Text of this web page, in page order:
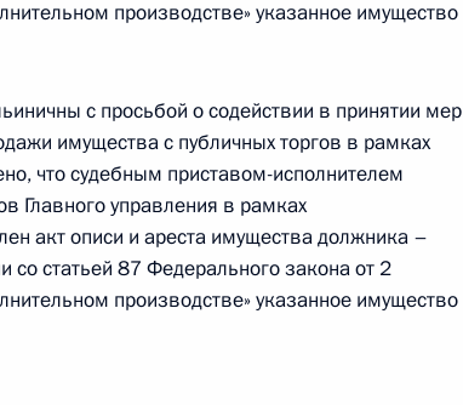
личный приём граждан
личного приёма, проведённого
Федерации руководителем Главного
приставов по городу Москве Николаем
Российской Федерации по приёму граждан
производстве» указанное имущество
с просьбой о содействии в принятии мер
имущества с публичных торгов в рамках
что судебным приставом-исполнителем
Главного управления в рамках
акт описи и ареста имущества должника –
со статьей 87 Федерального закона от 2
производстве» указанное имущество